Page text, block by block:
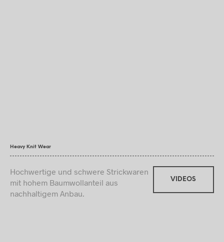
Heavy Knit Wear
Hochwertige und schwere Strickwaren
mit hohem Baumwollanteil aus
nachhaltigem Anbau.
VIDEOS